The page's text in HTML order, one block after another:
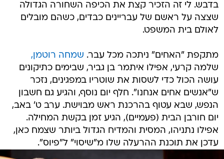
בדבש. לי זה הזכיר קצת את הכיפה השחורה הגדולה
שצצה על ראשם של עבריינים כבדים, כשהם מובלים
לאולם בית המשפט.
מתקפת "האחים" ניתכה מכל עבר. שמחה רוטמן,
שלמה קרעי, אפילו איתמר בן גביר, שבימים כתיקונים
עושה הכול כדי לשסות את שוטריו במפגינים, נזכר
ש"אנשים אחים אנחנו". חלף יום נוסף, והגיע גם חשבון
הנפש, שבא עטוף בהרכנת ראש מבוישת. ערב ט' באב,
יום חורבן הבית (פעמיים), הגיע זמן בקשת המחילה.
אפילו נתניהו, המסית והמדיח הגדול ביותר שצמח כאן,
עדכן את תוכנת ההרעלה שלו מ"שיסוי" ל"פיוס".